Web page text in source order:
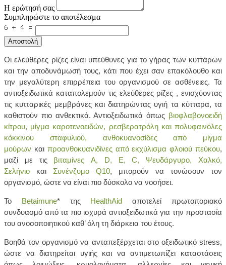
Η ερώτησή σας
Συμπληρώστε το αποτέλεσμα
Αποστολή
Οι ελεύθερες ρίζες είναι υπεύθυνες για το γήρας των κυττάρων
και την αποδυνάμωσή τους, κάτι που έχει σαν επακόλουθο και
την μεγαλύτερη επιρρέπεια του οργανισμού σε ασθένειες. Τα
αντιοξειδωτικά καταπολεμούν τις ελεύθερες ρίζες , ενισχύοντας
τις κυτταρικές μεμβράνες και διατηρώντας υγιή τα κύτταρα, τα
καθιστούν πιο ανθεκτικά. Αντιοξειδωτικά όπως βιοφλαβονοειδή
κίτρου, μίγμα καροτενοειδών, ρεσβερατρόλη και πολυφαινόλες
κόκκινου σταφυλιού, ανθοκυανοσίδες από μίγμα
μούρων και προανθοκυανιδίνες από εκχύλισμα φλοιού πεύκου,
μαζί με τις βιταμίνες A, D, E, C, Ψευδάργυρο, Χαλκό,
Σελήνιο και Συνένζυμο Q10, μπορούν να τονώσουν τον
οργανισμό, ώστε να είναι πιο δύσκολο να νοσήσει.
Το Betaimune* της HealthAid αποτελεί πρωτοποριακό
συνδυασμό από τα πιο ισχυρά αντιοξειδωτικά για την προστασία
του ανοσοποιητικού καθ’ όλη τη διάρκεια του έτους.
Βοηθά τον οργανισμό να ανταπεξέρχεται στο οξειδωτικό stress,
ώστε να διατηρείται υγιής και να αντιμετωπίζει καταστάσεις